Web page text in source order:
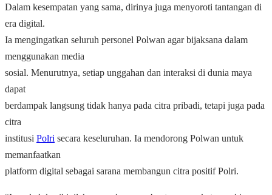
Dalam kesempatan yang sama, dirinya juga menyoroti tantangan di
era digital.
Ia mengingatkan seluruh personel Polwan agar bijaksana dalam
menggunakan media
sosial. Menurutnya, setiap unggahan dan interaksi di dunia maya
dapat
berdampak langsung tidak hanya pada citra pribadi, tetapi juga pada
citra
institusi Polri secara keseluruhan. Ia mendorong Polwan untuk
memanfaatkan
platform digital sebagai sarana membangun citra positif Polri.